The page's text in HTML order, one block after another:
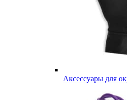
Аксессуары для